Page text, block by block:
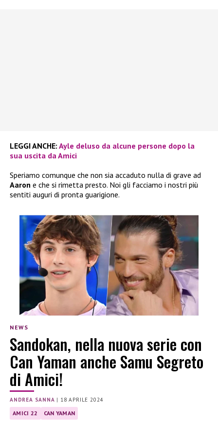
LEGGI ANCHE: Ayle deluso da alcune persone dopo la
sua uscita da Amici
Speriamo comunque che non sia accaduto nulla di grave ad
Aaron e che si rimetta presto. Noi gli facciamo i nostri più
sentiti auguri di pronta guarigione.
NEWS
Sandokan, nella nuova serie con
Can Yaman anche Samu Segreto
di Amici!
ANDREA SANNA | 18 APRILE 2024
AMICI 22 CAN YAMAN